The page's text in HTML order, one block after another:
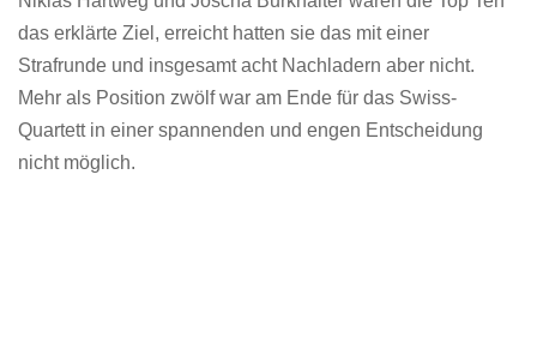
das erklärte Ziel, erreicht hatten sie das mit einer
Strafrunde und insgesamt acht Nachladern aber nicht.
Mehr als Position zwölf war am Ende für das Swiss-
Quartett in einer spannenden und engen Entscheidung
nicht möglich.